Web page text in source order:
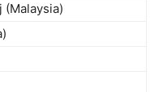
(Malaysia)